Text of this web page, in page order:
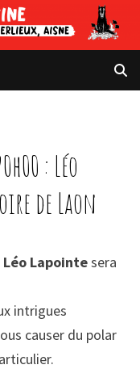
: Léo
de Laon
Léo Lapointesera
intrigues
causer du polar